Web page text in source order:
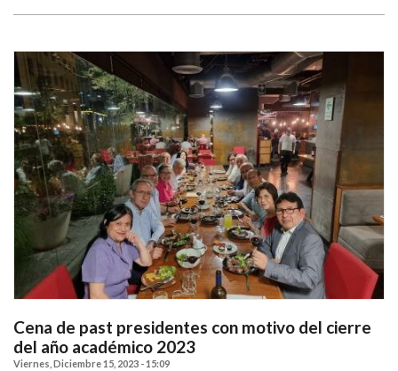
Cena de past presidentes con motivo del cierre
del año académico 2023
Viernes, Diciembre 15, 2023 - 15:09